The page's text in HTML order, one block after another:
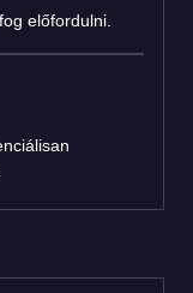
előfordulni.